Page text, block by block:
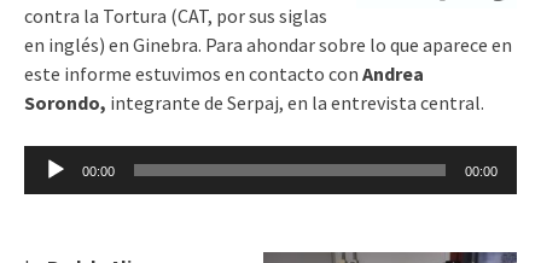
contra la Tortura (CAT, por sus siglas
en inglés) en Ginebra. Para ahondar sobre lo que aparece en
este informe estuvimos en contacto con Andrea
Sorondo, integrante de Serpaj, en la entrevista central.
Reproductor
00:00 00:00